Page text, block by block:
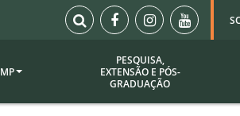
Sou
PESQUISA,
EXTENSÃO E PÓS-
GRADUAÇÃO